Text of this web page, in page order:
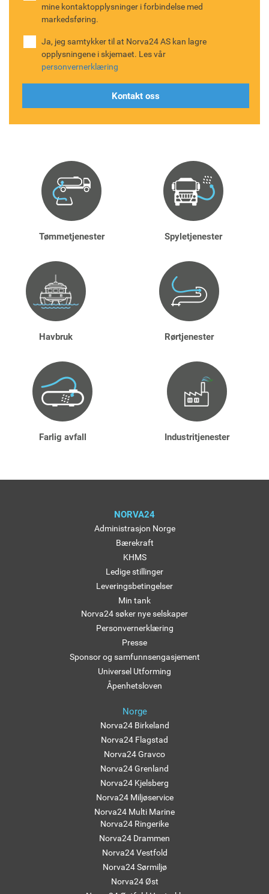
mine kontaktopplysninger i forbindelse med
markedsføring.
Ja, jeg samtykker til at Norva24 AS kan lagre
opplysningene i skjemaet. Les vår
personvernerklæring
Tømmetjenester Spyletjenester
Havbruk Rørtjenester
Farlig avfall Industritjenester
NORVA24
Administrasjon Norge
Bærekraft
KHMS
Ledige stillinger
Leveringsbetingelser
Min tank
Norva24 søker nye selskaper
Personvernerklæring
Presse
Sponsor og samfunnsengasjement
Universel Utforming
Åpenhetsloven
Norge
Norva24 Birkeland
Norva24 Flagstad
Norva24 Gravco
Norva24 Grenland
Norva24 Kjelsberg
Norva24 Miljøservice
Norva24 Multi Marine
Norva24 Ringerike
Norva24 Drammen
Norva24 Vestfold
Norva24 Sørmiljø
Norva24 Øst